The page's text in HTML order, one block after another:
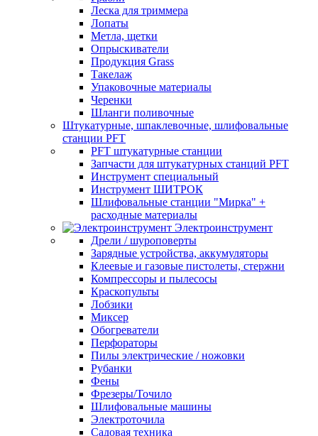
Леска для триммера
Лопаты
Метла, щетки
Опрыскиватели
Продукция Grass
Такелаж
Упаковочные материалы
Черенки
Шланги поливочные
Штукатурные, шпаклевочные, шлифовальные
станции PFT
PFT штукатурные станции
Запчасти для штукатурных станций PFT
Инструмент специальный
Инструмент ШИТРОК
Шлифовальные станции "Мирка" +
расходные материалы
Электроинструмент
Дрели / шуроповерты
Зарядные устройства, аккумуляторы
Клеевые и газовые пистолеты, стержни
Компрессоры и пылесосы
Краскопульты
Лобзики
Миксер
Обогреватели
Перфораторы
Пилы электрические / ножовки
Рубанки
Фены
Фрезеры/Точило
Шлифовальные машины
Электроточила
Садовая техника